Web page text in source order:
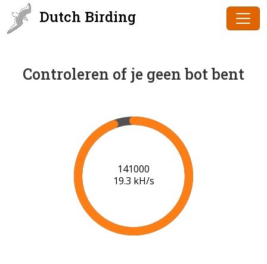
Dutch Birding
Controleren of je geen bot bent
142000
19.3 kH/s